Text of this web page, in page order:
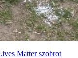
Matter szobrot